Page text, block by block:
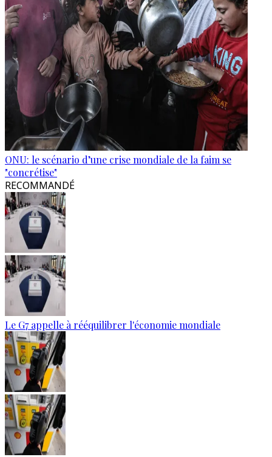
ONU: le scénario d’une crise mondiale de la faim se
"concrétise"
RECOMMANDÉ
Le G7 appelle à rééquilibrer l'économie mondiale